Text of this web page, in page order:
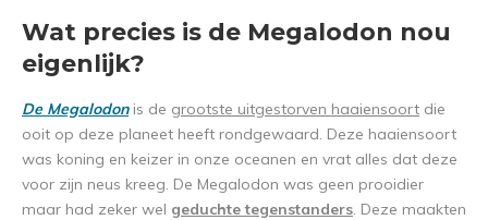
Wat precies is de Megalodon nou
eigenlijk?
De Megalodonis de grootste uitgestorven haaiensoort die
ooit op deze planeet heeft rondgewaard. Deze haaiensoort
was koning en keizer in onze oceanen en vrat alles dat deze
voor zijn neus kreeg. De Megalodon was geen prooidier
maar had zeker wel geduchte tegenstanders. Deze maakten